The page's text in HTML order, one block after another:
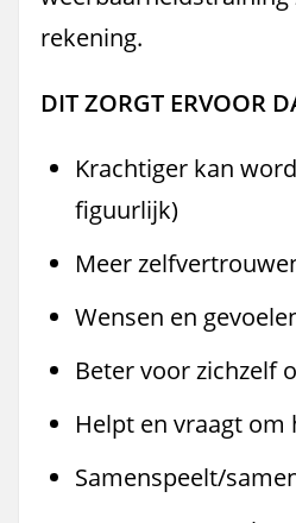
rekening.
DIT ZORGT ERVOOR
Krachtiger kan
figuurlijk)
Meer
Wensen en
Beter voor zichzelf
Helpt en vraagt om
Samenspeelt/